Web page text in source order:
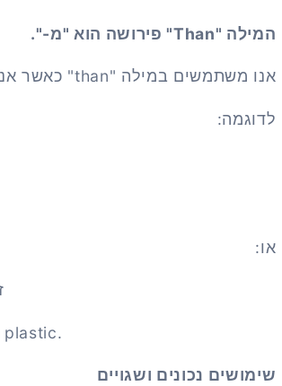
המילה "Than" פירושה הוא "מ-".
אנו משתמשים במילה "than" כאשר אנחנו רוצים לבצע השוואה בין שני דברים.
לדוגמה:
או:
plastic.
שימושים נכונים ושגויים